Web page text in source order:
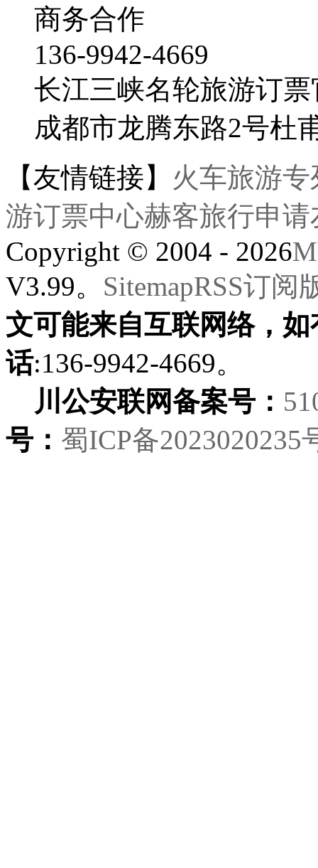
商务合作
136-9942-4669
长江三峡名轮旅游订
成都市龙腾东路2号杜
【友情链接】 火车旅游专
游订票中心赫客旅行申请
Copyright © 2004 - 2026
V3.99。 SitemapRSS订阅
文可能来自互联网络，
话:136-9942-4669。
川公安联网备案号：
号： 蜀ICP备2023020235